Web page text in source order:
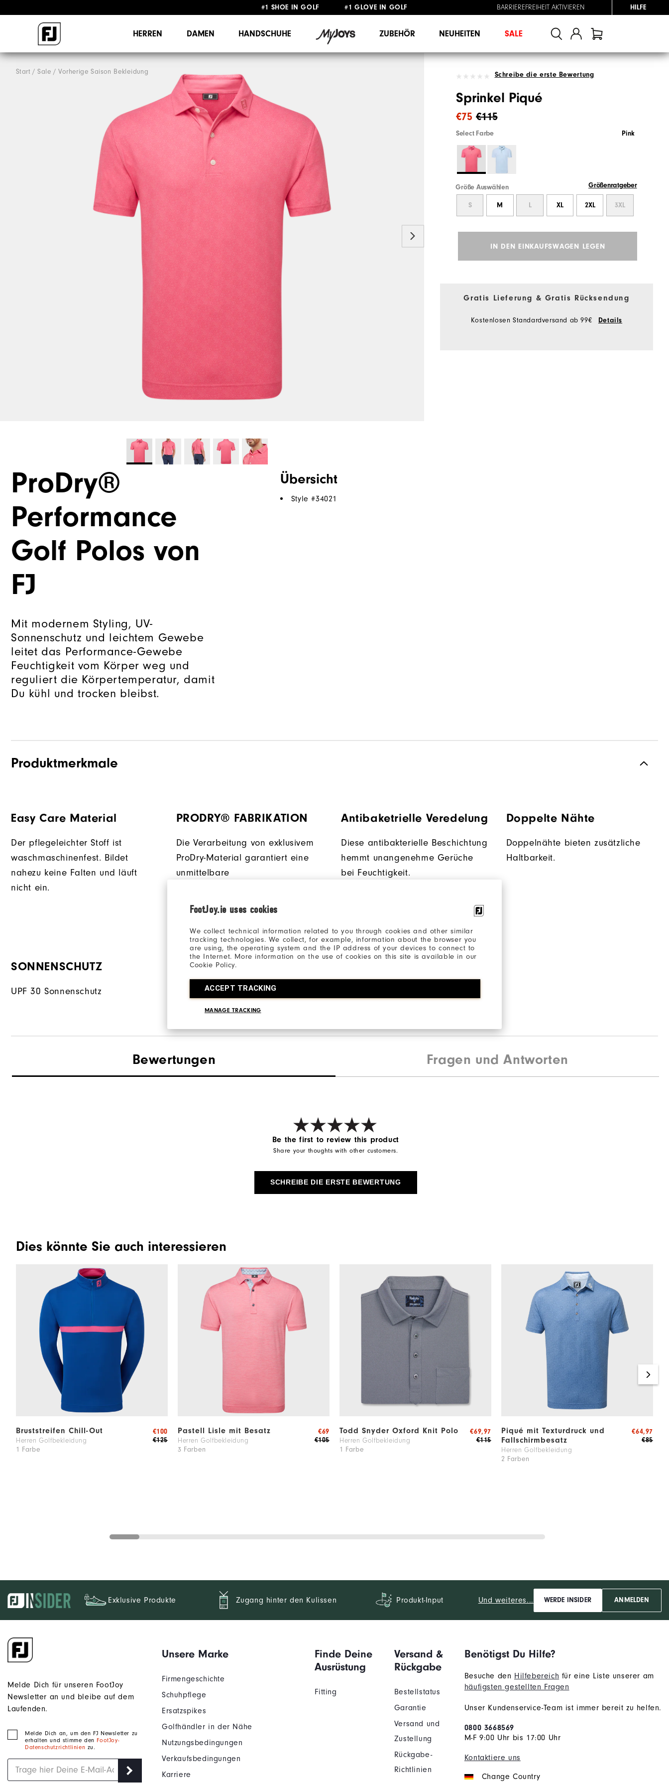
FootJoy.ie uses cookies
We collect technical information related to you through cookies and other similar
tracking technologies. We collect, for example, information about the browser you
are using, the operating system and the IP address of your devices to connect to
the Internet. More information on the use of cookies on this site is available in our
Cookie Policy.
ACCEPT TRACKING
MANAGE TRACKING
#1 SHOE IN GOLF #1 GLOVE IN GOLF
BARRIEREFREIHEIT AKTIVIEREN HILFE
HERREN DAMEN HANDSCHUHE ZUBEHÖR NEUHEITEN SALE
Start Sale Vorherige Saison Bekleidung Schreibe die erste Bewertung
Sprinkel Piqué
€115
€75
Select Farbe Pink
Größe Auswählen Größenratgeber
S M L XL 2XL 3XL
IN DEN EINKAUFSWAGEN LEGEN
Gratis Lieferung & Gratis Rücksendung
Kostenlosen Standardversand ab 99€ Details
ProDry®
Performance
Golf Polos von
FJ
Mit modernem Styling, UV-
Sonnenschutz und leichtem Gewebe
leitet das Performance-Gewebe
Feuchtigkeit vom Körper weg und
reguliert die Körpertemperatur, damit
Du kühl und trocken bleibst.
Übersicht
Style #34021
Produktmerkmale
Easy Care Material
Der pflegeleichter Stoff ist
waschmaschinenfest. Bildet
nahezu keine Falten und läuft
nicht ein.
PRODRY® FABRIKATION
Die Verarbeitung von exklusivem
ProDry-Material garantiert eine
unmittelbare
so für ein trockenes und
angenehmenes Tragegefühl.
Antibaketrielle Veredelung
Diese antibakterielle Beschichtung
hemmt unangenehme Gerüche
bei Feuchtigkeit.
Doppelte Nähte
Doppelnähte bieten zusätzliche
Haltbarkeit.
SONNENSCHUTZ
UPF 30 Sonnenschutz
MATERIAL
90% Polyester / 10% Elasthan
Bewertungen Fragen und Antworten
Be the first to review this product
Share your thoughts with other customers.
SCHREIBE DIE ERSTE BEWERTUNG
Dies könnte Sie auch interessieren
Bruststreifen Chill-Out
Herren Golfbekleidung
1 Farbe
€125
€100 Pastell Lisle mit Besatz
Herren Golfbekleidung
3 Farben
€105
€69 Todd Snyder Oxford Knit Polo
Herren Golfbekleidung
1 Farbe
€115
€69,97
Piqué mit Texturdruck und
Fallschirmbesatz
Herren Golfbekleidung
2 Farben
€85
€64,97
Exklusive Produkte Zugang hinter den Kulissen Produkt-Input Und weiteres... WERDE INSIDER ANMELDEN
Melde Dich für unseren FootJoy
Newsletter an und bleibe auf dem
Laufenden.
Melde Dich an, um den FJ Newsletter zu
erhalten und stimme den FootJoy-
Datenschutzrichtlinien zu.
Unsere Marke
Firmengeschichte
Schuhpflege
Ersatzspikes
Golfhändler in der Nähe
Nutzungsbedingungen
Verkaufsbedingungen
Karriere
Finde Deine
Ausrüstung
Fitting
Versand &
Rückgabe
Bestellstatus
Garantie
Versand und
Zustellung
Rückgabe-
Richtlinien
Benötigst Du Hilfe?
Besuche den Hilfebereich für eine Liste unserer am
häufigsten gestellten Fragen
Unser Kundenservice-Team ist immer bereit zu helfen.
0800 3668569
M-F 9:00 Uhr bis 17:00 Uhr
Kontaktiere uns
Change Country